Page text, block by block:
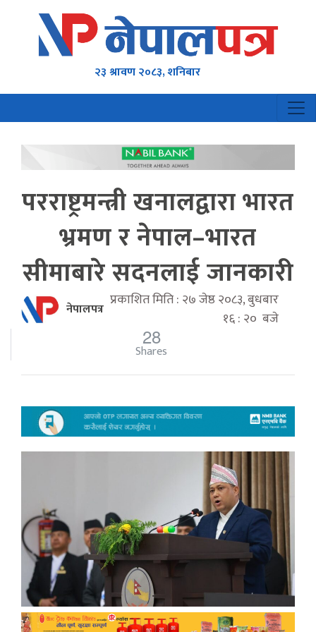
२३ श्रावण २०८३, शनिबार
परराष्ट्रमन्त्री खनालद्वारा भारत
भ्रमण र नेपाल–भारत
सीमाबारे सदनलाई जानकारी
नेपालपत्र प्रकाशित मिति : २७ जेष्ठ २०८३, बुधबार
१६ : २० बजे
28
Shares